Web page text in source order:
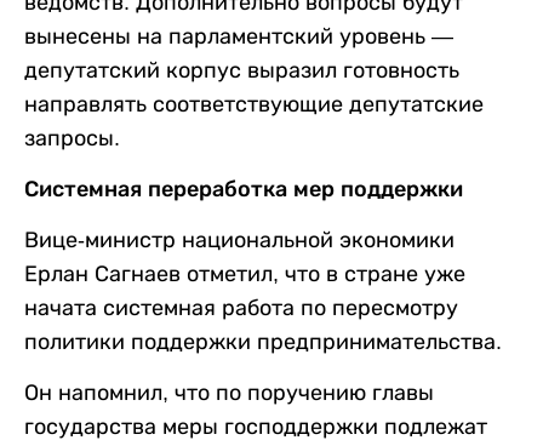
вынесены на парламентский уровень —
депутатский корпус выразил готовность
направлять соответствующие депутатские
запросы.
Системная переработка мер поддержки
Вице-министр национальной экономики
Ерлан Сагнаев отметил, что в стране уже
начата системная работа по пересмотру
политики поддержки предпринимательства.
Он напомнил, что по поручению главы
государства меры господдержки подлежат